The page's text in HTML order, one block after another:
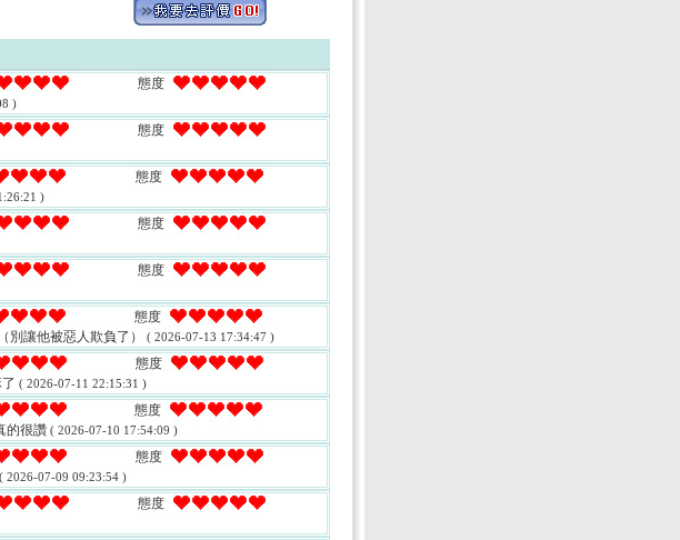
態度
)
態度
態度
)
態度
態度
態度
別讓他被惡人欺負了） ( 2026-07-13 17:34:47 )
態度
( 2026-07-11 22:15:31 )
態度
的很讚 ( 2026-07-10 17:54:09 )
態度
( 2026-07-09 09:23:54 )
態度